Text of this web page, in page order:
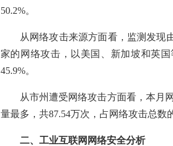
50.2%。
从网络攻击来源方面看，监测发现
家的网络攻击，以美国、新加坡和英
45.9%。
从市州遭受网络攻击方面看，本月
量最多，共87.54万次，占网络攻击总数的
二、工业互联网网络安全分析